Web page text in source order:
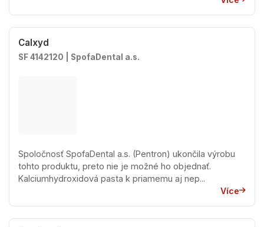
Calxyd
SF 4142120 | SpofaDental a.s.
Spoločnosť SpofaDental a.s. (Pentron) ukončila výrobu
tohto produktu, preto nie je možné ho objednať.
Kalciumhydroxidová pasta k priamemu aj nep...
Více